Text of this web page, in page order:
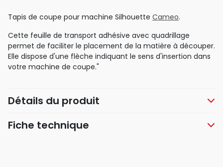
Tapis de coupe pour machine Silhouette Cameo.
Cette feuille de transport adhésive avec quadrillage
permet de faciliter le placement de la matière à découper.
Elle dispose d'une flèche indiquant le sens d'insertion dans
votre machine de coupe."
Détails du produit
Fiche technique